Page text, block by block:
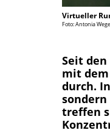
Virtueller
Foto: Antonia
Seit
mit
durch.
treffen